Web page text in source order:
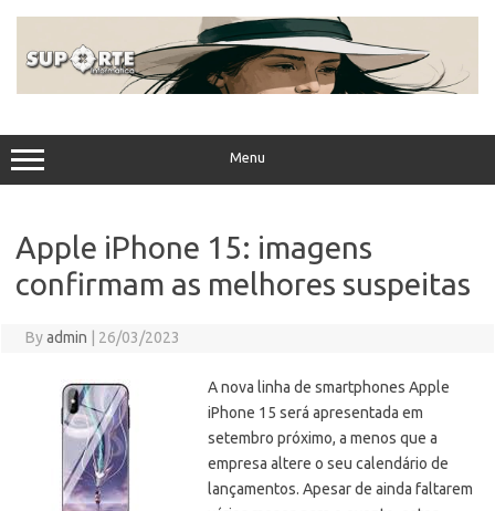
Menu
Apple iPhone 15: imagens
confirmam as melhores suspeitas
Byadmin 26/03/2023
A nova linha de smartphones Apple
iPhone 15 será apresentada em
setembro próximo, a menos que a
empresa altere o seu calendário de
lançamentos. Apesar de ainda faltarem